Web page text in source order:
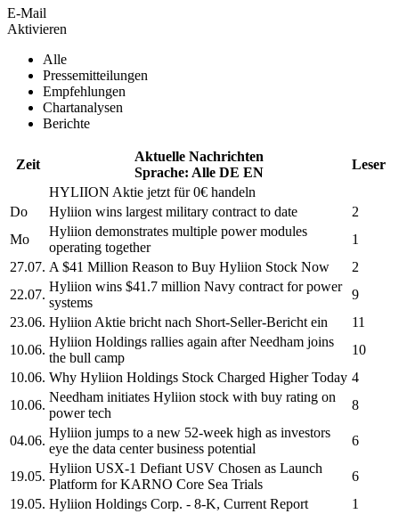
E-Mail
Aktivieren
Alle
Pressemitteilungen
Empfehlungen
Chartanalysen
Berichte
Zeit
Aktuelle Nachrichten
Sprache: Alle DE EN
Leser
HYLIION Aktie jetzt für 0€ handeln
Do
Hyliion wins largest military contract to date
2
Mo
Hyliion demonstrates multiple power modules
operating together
1
27.07. A $41 Million Reason to Buy Hyliion Stock Now
2
22.07.
Hyliion wins $41.7 million Navy contract for power
systems
9
23.06. Hyliion Aktie bricht nach Short-Seller-Bericht ein
11
10.06.
Hyliion Holdings rallies again after Needham joins
the bull camp
10
10.06. Why Hyliion Holdings Stock Charged Higher Today 4
10.06.
Needham initiates Hyliion stock with buy rating on
power tech
8
04.06.
Hyliion jumps to a new 52-week high as investors
eye the data center business potential
6
19.05.
Hyliion USX-1 Defiant USV Chosen as Launch
Platform for KARNO Core Sea Trials
6
19.05. Hyliion Holdings Corp. - 8-K, Current Report
1